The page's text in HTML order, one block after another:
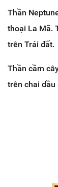
Thần
thoại La Mã.
trên Trái đất.
Thần cầm
trên chai dầu